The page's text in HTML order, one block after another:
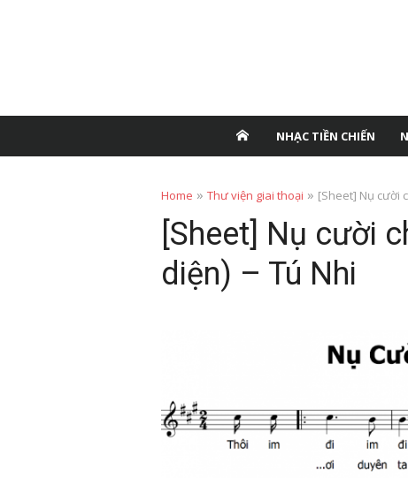
NHẠC TIỀN CHIẾN
Home » Thư viện giai thoại » [Sheet] Nụ cười
[Sheet] Nụ cười
diện) – Tú Nhi